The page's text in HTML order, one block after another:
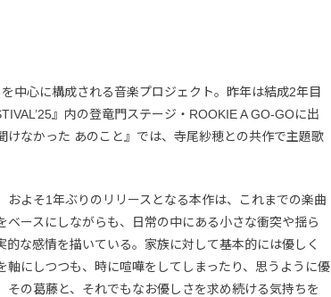
中心に構成される音楽プロジェクト。昨年は結成2年目
』内の登竜門ステージ・ROOKIE A GO-GOに出
けなかった あのこと』では、寺尾紗穂との共作で主題歌
およそ1年ぶりのリリースとなる本作は、これまでの楽曲
ベースにしながらも、日常の中にある小さな衝突や揺ら
的な感情を描いている。家族に対して基本的には優しく
にしつつも、時に喧嘩をしてしまったり、思うように優
その葛藤と、それでもなお優しさを求め続ける気持ちを